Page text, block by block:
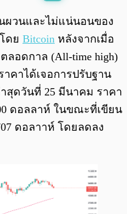
0:00
ผวนและไม่แน่นอนของ
ดย Bitcoin หลังจากเมื่อ
ลอดกาล (All-time high)
คาได้เจอการปรับฐาน
สุดวันที่ 25 มีนาคม ราคา
ดอลลาห์ ในขณะที่เขียน
ดอลาาห์ โดยลดลง